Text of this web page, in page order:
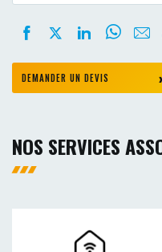
DEMANDER UN DEVIS
NOS SERVICES